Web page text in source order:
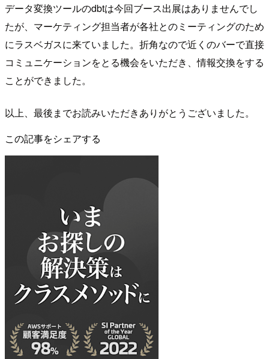
データ変換ツールのdbtは今回ブース出展はありませんでし
たが、マーケティング担当者が各社とのミーティングのため
にラスベガスに来ていました。折角なので近くのバーで直接
コミュニケーションをとる機会をいただき、情報交換をする
ことができました。
以上、最後までお読みいただきありがとうございました。
この記事をシェアする